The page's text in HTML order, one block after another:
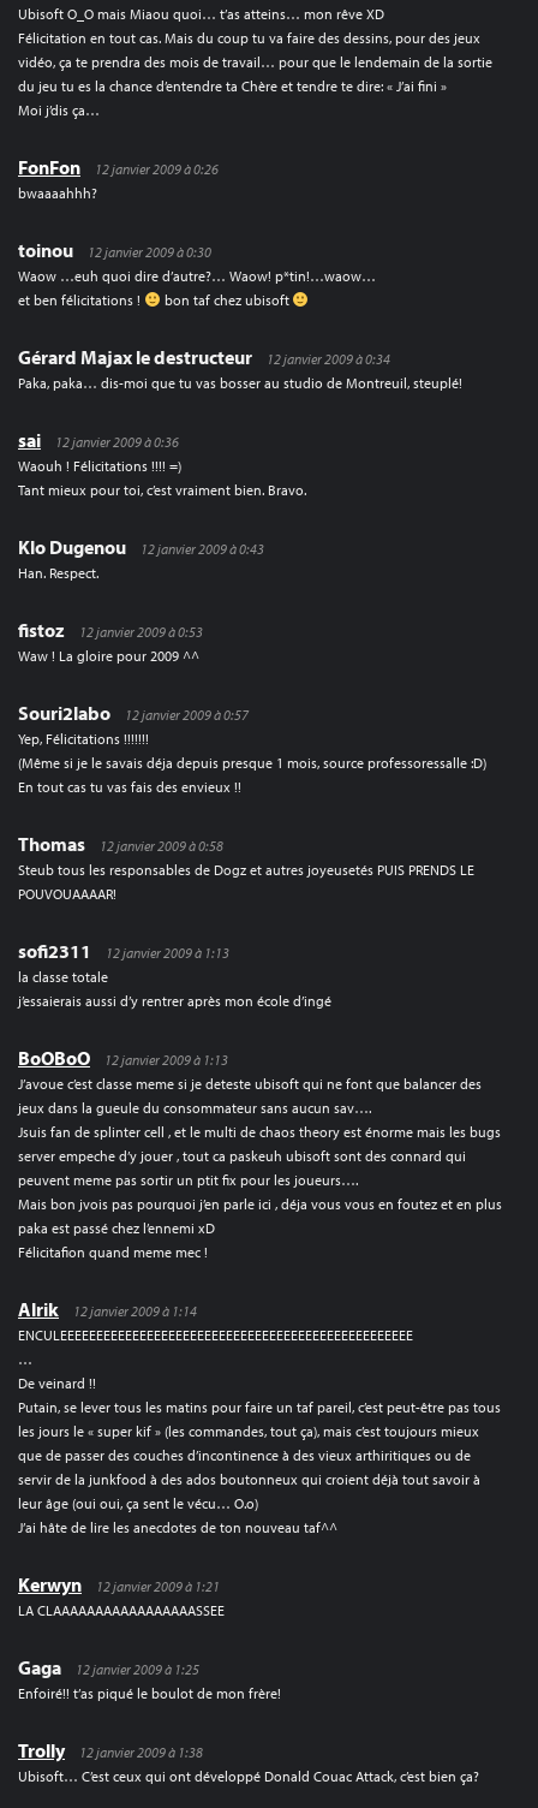
Ubisoft O_O mais Miaou quoi… t’as atteins… mon rêve XD
Félicitation en tout cas. Mais du coup tu va faire des dessins, pour des jeux
vidéo, ça te prendra des mois de travail… pour que le lendemain de la sortie
du jeu tu es la chance d’entendre ta Chère et tendre te dire: « J’ai fini »
Moi j’dis ça…
FonFon
12 janvier 2009 à 0:26
bwaaaahhh?
toinou
12 janvier 2009 à 0:30
Waow …euh quoi dire d’autre?… Waow! p*tin!…waow…
et ben félicitations !
bon taf chez ubisoft
Gérard Majax le destructeur
12 janvier 2009 à 0:34
Paka, paka… dis-moi que tu vas bosser au studio de Montreuil, steuplé!
sai
12 janvier 2009 à 0:36
Waouh ! Félicitations !!!! =)
Tant mieux pour toi, c’est vraiment bien. Bravo.
Klo Dugenou
12 janvier 2009 à 0:43
Han. Respect.
fistoz
12 janvier 2009 à 0:53
Waw ! La gloire pour 2009 ^^
Souri2labo
12 janvier 2009 à 0:57
Yep, Félicitations !!!!!!!
(Même si je le savais déja depuis presque 1 mois, source professoressalle :D)
En tout cas tu vas fais des envieux !!
Thomas
12 janvier 2009 à 0:58
Steub tous les responsables de Dogz et autres joyeusetés PUIS PRENDS LE
POUVOUAAAAR!
sofi2311
12 janvier 2009 à 1:13
la classe totale
j’essaierais aussi d’y rentrer après mon école d’ingé
BoOBoO
12 janvier 2009 à 1:13
J’avoue c’est classe meme si je deteste ubisoft qui ne font que balancer des
jeux dans la gueule du consommateur sans aucun sav….
Jsuis fan de splinter cell , et le multi de chaos theory est énorme mais les bugs
server empeche d’y jouer , tout ca paskeuh ubisoft sont des connard qui
peuvent meme pas sortir un ptit fix pour les joueurs….
Mais bon jvois pas pourquoi j’en parle ici , déja vous vous en foutez et en plus
paka est passé chez l’ennemi xD
Félicitafion quand meme mec !
Alrik
12 janvier 2009 à 1:14
ENCULEEEEEEEEEEEEEEEEEEEEEEEEEEEEEEEEEEEEEEEEEEEEEEEEE
…
De veinard !!
Putain, se lever tous les matins pour faire un taf pareil, c’est peut-être pas tous
les jours le « super kif » (les commandes, tout ça), mais c’est toujours mieux
que de passer des couches d’incontinence à des vieux arthiritiques ou de
servir de la junkfood à des ados boutonneux qui croient déjà tout savoir à
leur âge (oui oui, ça sent le vécu… O.o)
J’ai hâte de lire les anecdotes de ton nouveau taf^^
Kerwyn
12 janvier 2009 à 1:21
LA CLAAAAAAAAAAAAAAAAASSEE
Gaga
12 janvier 2009 à 1:25
Enfoiré!! t’as piqué le boulot de mon frère!
Trolly
12 janvier 2009 à 1:38
Ubisoft… C’est ceux qui ont développé Donald Couac Attack, c’est bien ça?